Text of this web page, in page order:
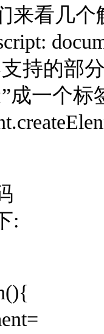
来看几个
持的部
成一个标
: